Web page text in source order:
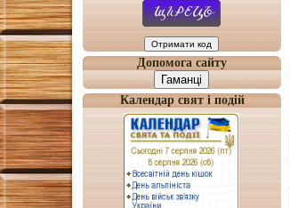
Допомога сайту
Гаманці
Календар свят і подій